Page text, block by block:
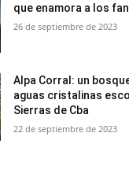
que enamora a los
26 de septiembre de 2023
Alpa Corral: un
aguas cristalinas
Sierras de Cba
22 de septiembre de 2023